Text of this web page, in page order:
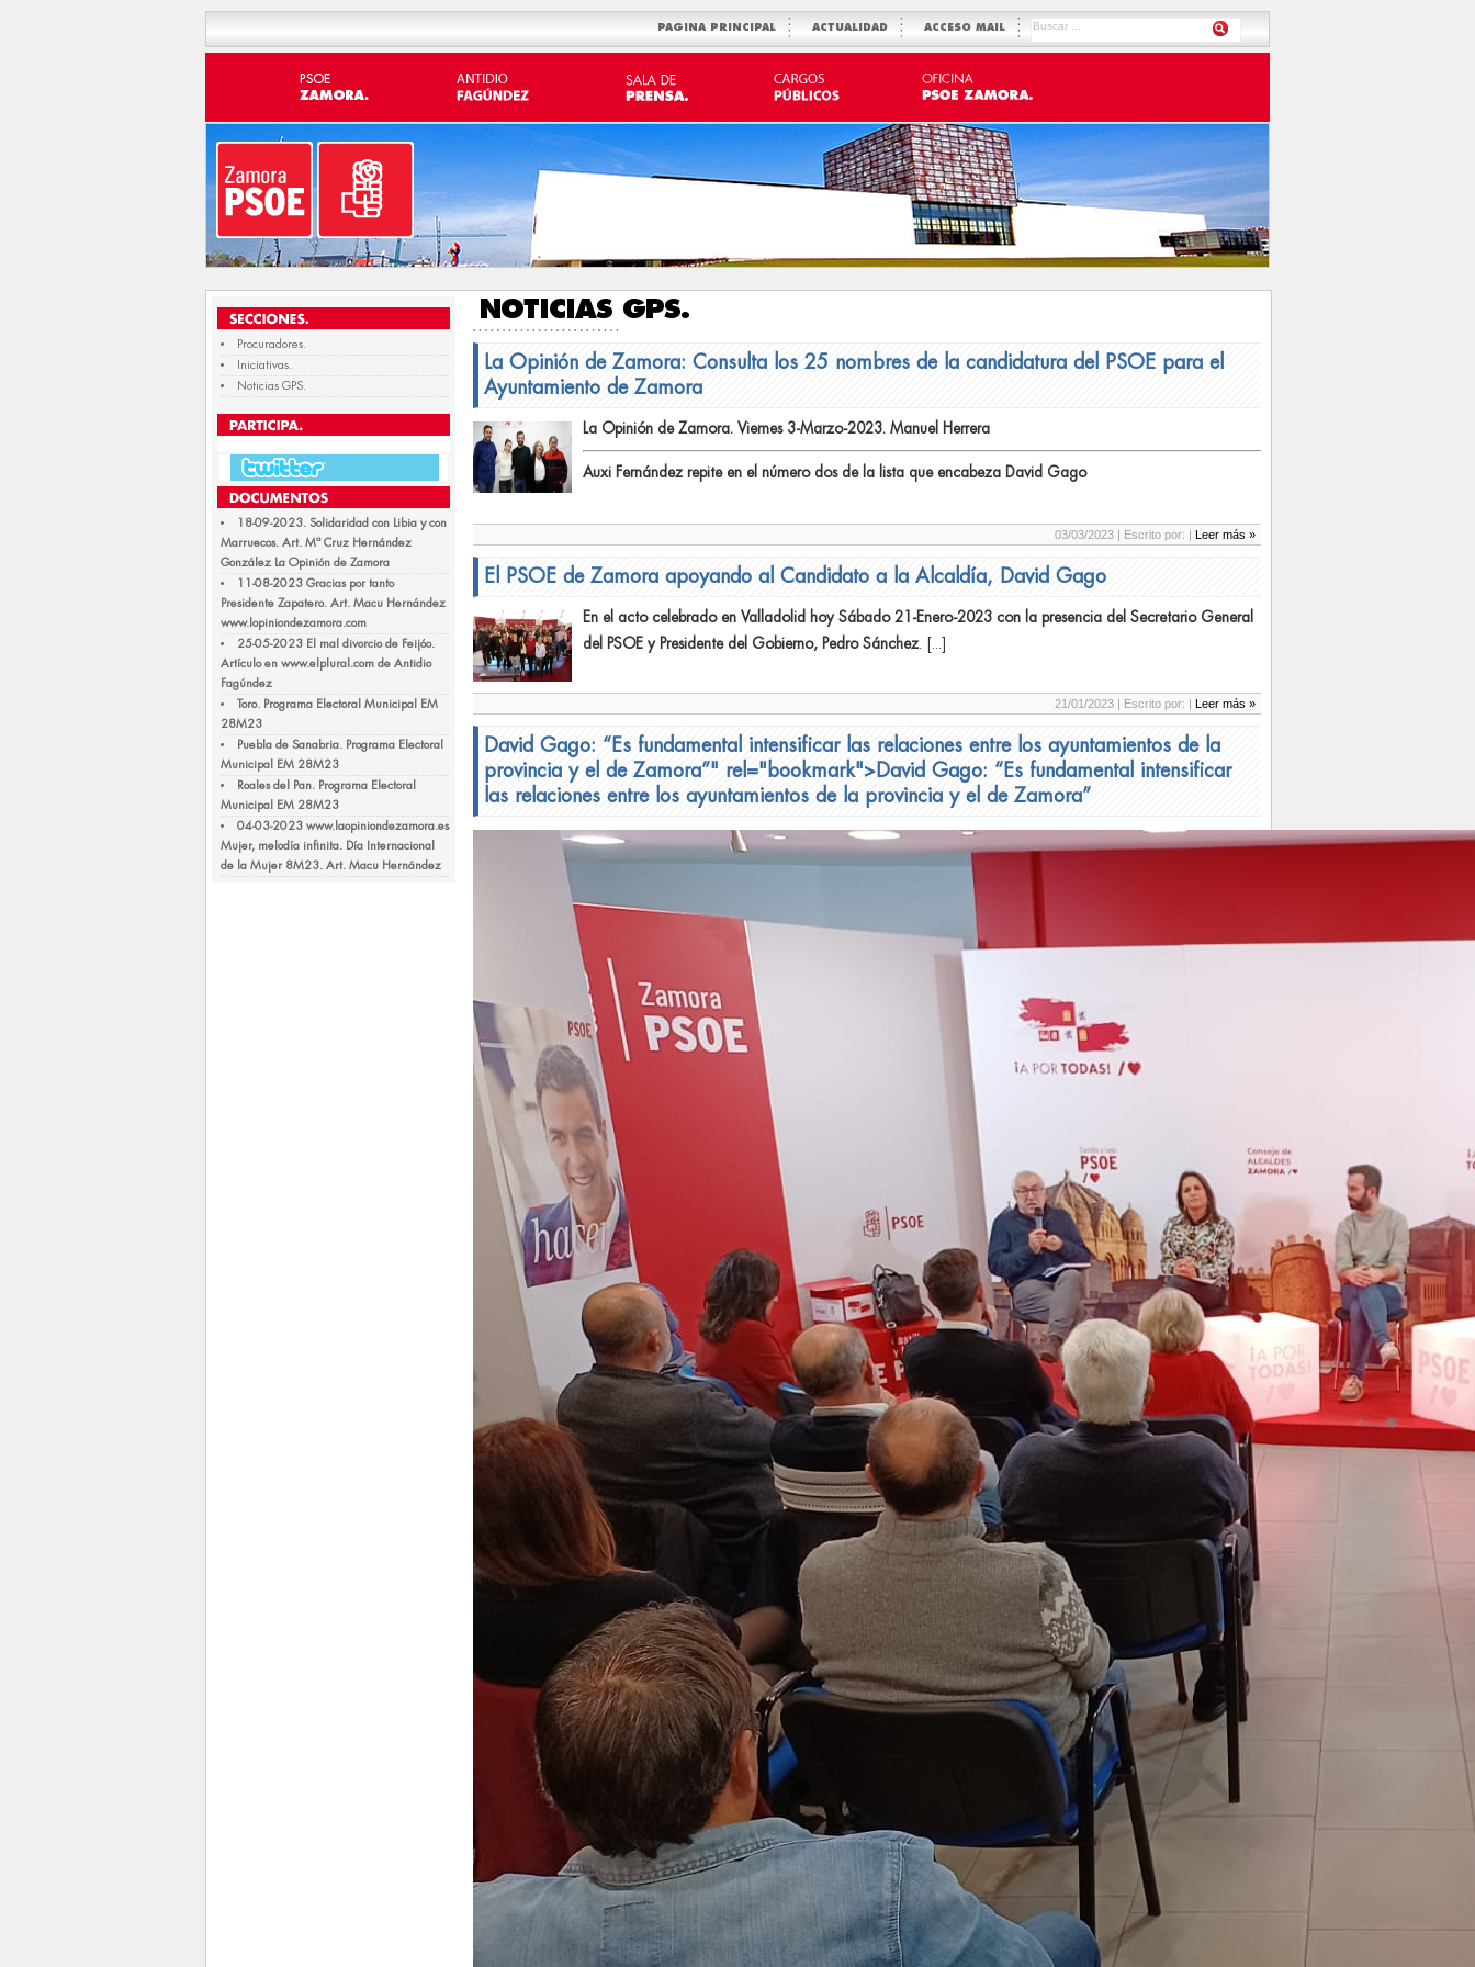
ACCESO MAIL
ACTUALIDAD
PAGINA PRINCIPAL
Procuradores.
Iniciativas.
Noticias GPS.
18-09-2023. Solidaridad con Libia y con
Marruecos. Art. Mª Cruz Hernández
González La Opinión de Zamora
11-08-2023 Gracias por tanto
Presidente Zapatero. Art. Macu Hernández
www.lopiniondezamora.com
25-05-2023 El mal divorcio de Feijóo.
Artículo en www.elplural.com de Antidio
Fagúndez
Toro. Programa Electoral Municipal EM
28M23
Puebla de Sanabria. Programa Electoral
Municipal EM 28M23
Roales del Pan. Programa Electoral
Municipal EM 28M23
04-03-2023 www.laopiniondezamora.es
Mujer, melodía infinita. Día Internacional
de la Mujer 8M23. Art. Macu Hernández
NOTICIAS GPS.
La Opinión de Zamora: Consulta los 25 nombres de la candidatura del PSOE para el
Ayuntamiento de Zamora
La Opinión de Zamora. Viernes 3-Marzo-2023. Manuel Herrera
Auxi Fernández repite en el número dos de la lista que encabeza David Gago
03/03/2023 | Escrito por: | Leer más »
El PSOE de Zamora apoyando al Candidato a la Alcaldía, David Gago
En el acto celebrado en Valladolid hoy Sábado 21-Enero-2023 con la presencia del Secretario General
del PSOE y Presidente del Gobierno, Pedro Sánchez. [...]
21/01/2023 | Escrito por: | Leer más »
David Gago: “Es fundamental intensificar las relaciones entre los ayuntamientos de la
provincia y el de Zamora”" rel="bookmark"> David Gago: “Es fundamental intensificar
las relaciones entre los ayuntamientos de la provincia y el de Zamora”